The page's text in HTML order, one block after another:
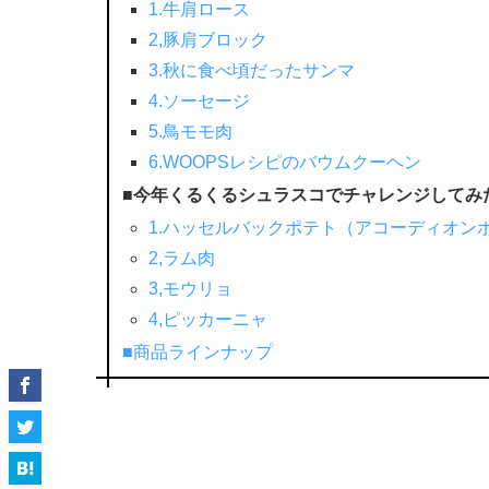
1.牛肩ロース
2,豚肩ブロック
3.秋に食べ頃だったサンマ
4.ソーセージ
5.鳥モモ肉
6.WOOPSレシピのバウムクーヘン
■今年くるくるシュラスコでチャレンジしてみ
1.ハッセルバックポテト（アコーディオン
2,ラム肉
3,モウリョ
4,ピッカーニャ
■商品ラインナップ